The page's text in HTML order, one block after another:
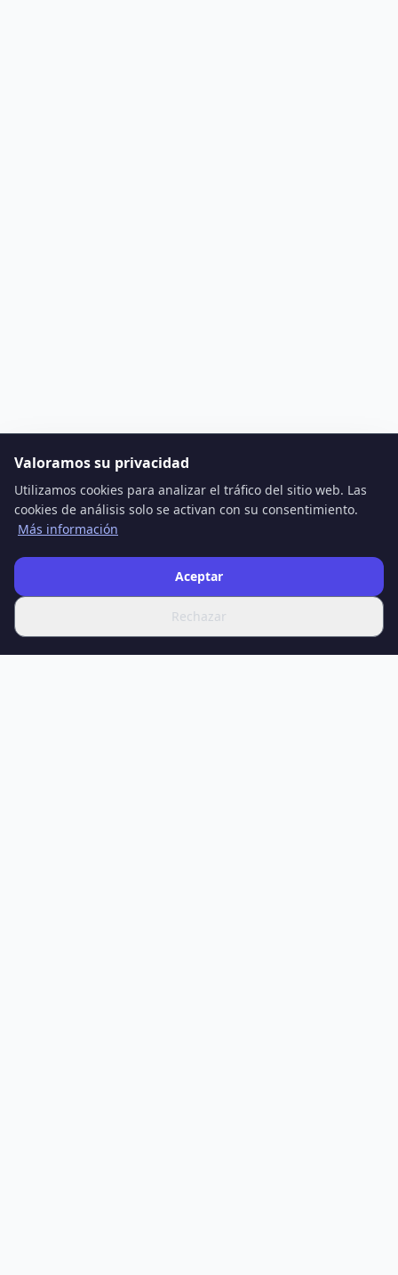
Valoramos su privacidad
Utilizamos cookies para analizar el tráfico del sitio web. Las
cookies de análisis solo se activan con su consentimiento.
Más información
Rechazar
Aceptar